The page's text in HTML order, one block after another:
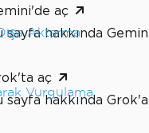
Aktarma
Vurgulama
aç
sayfa hakkında
aç
sayfa hakkında